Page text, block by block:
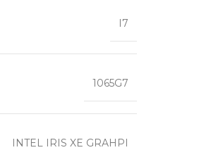
I7
1065G7
INTEL IRIS XE GRAHPI